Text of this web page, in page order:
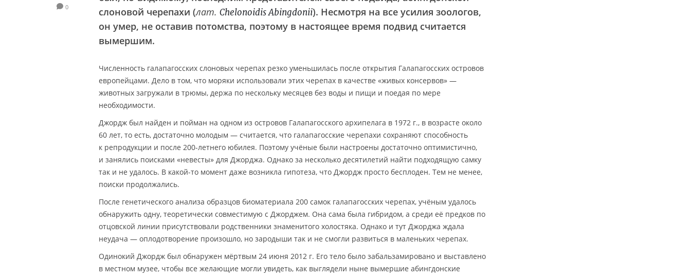
0
слоновой черепахи (лат. Chelonoidis Abingdonii). Несмотря на все усилия зоологов,
он умер, не оставив потомства, поэтому в настоящее время подвид считается
вымершим.
Численность галапагосских слоновых черепах резко уменьшилась после открытия Галапагосских островов
европейцами. Дело в том, что моряки использовали этих черепах в качестве «живых консервов» —
животных загружали в трюмы, держа по нескольку месяцев без воды и пищи и поедая по мере
необходимости.
Джордж был найден и пойман на одном из островов Галапагосского архипелага в 1972 г., в возрасте около
60 лет, то есть, достаточно молодым — считается, что галапагосские черепахи сохраняют способность
к репродукции и после 200-летнего юбилея. Поэтому учёные были настроены достаточно оптимистично,
и занялись поисками «невесты» для Джорджа. Однако за несколько десятилетий найти подходящую самку
так и не удалось. В какой-то момент даже возникла гипотеза, что Джордж просто бесплоден. Тем не менее,
поиски продолжались.
После генетического анализа образцов биоматериала 200 самок галапагосских черепах, учёным удалось
обнаружить одну, теоретически совместимую с Джорджем. Она сама была гибридом, а среди её предков по
отцовской линии присутствовали родственники знаменитого холостяка. Однако и тут Джорджа ждала
неудача — оплодотворение произошло, но зародыши так и не смогли развиться в маленьких черепах.
Одинокий Джордж был обнаружен мёртвым 24 июня 2012 г. Его тело было забальзамировано и выставлено
в местном музее, чтобы все желающие могли увидеть, как выглядели ныне вымершие абингдонские